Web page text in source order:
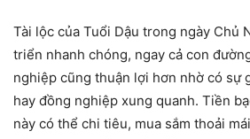
Tài lộc của Tuổi Dậu trong ngày Chủ
triển nhanh chóng, ngay cả con
nghiệp cũng thuận lợi hơn nhờ có sự
hay đồng nghiệp xung quanh. Tiền
này có thể chi tiêu, mua sắm thoải